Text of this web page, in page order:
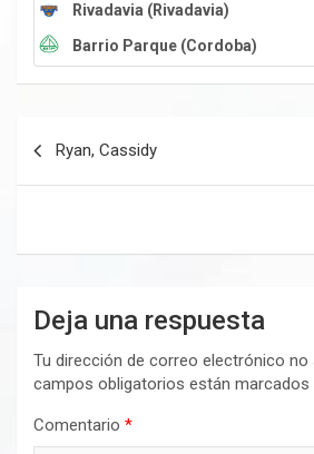
Rivadavia (Rivadavia)
Barrio Parque (Cordoba)
Ryan, Cassidy
Deja una respuesta
Tu dirección de correo electrónico no
campos obligatorios están marcados
Comentario *